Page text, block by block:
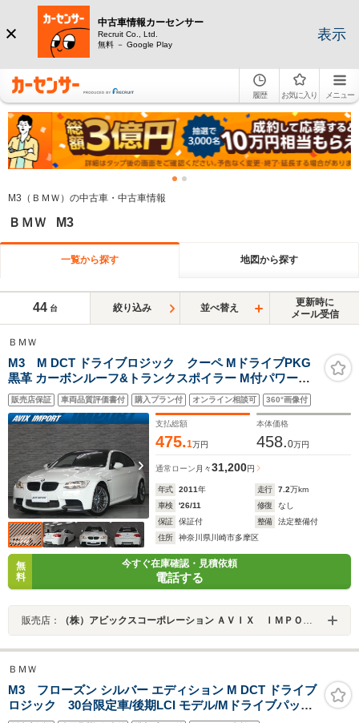
中古車情報カーセンサー
Recruit Co., Ltd.
無料 － Google Play
表示
履歴 お気に入り メニュー
M3（ＢＭＷ）の中古車・中古車情報
ＢＭＷ M3
一覧から探す 地図から探す
44 台 絞り込み 並べ替え
更新時に
メール受信
ＢＭＷ
M3 M DCT ドライブロジック クーペ MドライブPKG
黒革 カーボンルーフ&トランクスポイラー M付パワーシ
ート シートヒーター 純正ナビ TV ETC クルコン コンフォ
ートA PDC アクラボビッチマフラー(純正有) 18AW 弊社
買取直販!
販売店保証 車両品質評価書付 購入プラン付 オンライン相談可 360°画像付
支払総額
475.1万円
本体価格
458.0万円
通常ローン 月々31,200円
年式 2011年 走行 7.2万km
車検
'26/11 修復
なし
保証
保証付 整備
法定整備付
住所
神奈川県川崎市多摩区
無
料
今すぐ在庫確認・見積依頼
電話する
販売店： （株）アビックスコーポレーション ＡＶＩＸ ＩＭＰＯＲＴ ＮＥＸＴ店
ＢＭＷ
M3 フローズン シルバー エディション M DCT ドライブ
ロジック 30台限定車/後期LCI モデル/Mドライブパッケ